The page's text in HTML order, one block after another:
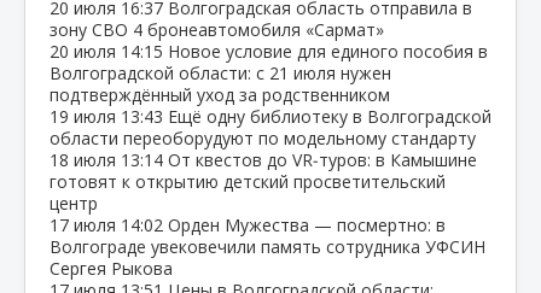
20 июля 16:37 Волгоградская область отправила в
зону СВО 4 бронеавтомобиля «Сармат»
20 июля 14:15 Новое условие для единого пособия в
Волгоградской области: с 21 июля нужен
подтверждённый уход за родственником
19 июля 13:43 Ещё одну библиотеку в Волгоградской
области переоборудуют по модельному стандарту
18 июля 13:14 От квестов до VR‑туров: в Камышине
готовят к открытию детский просветительский
центр
17 июля 14:02 Орден Мужества — посмертно: в
Волгограде увековечили память сотрудника УФСИН
Сергея Рыкова